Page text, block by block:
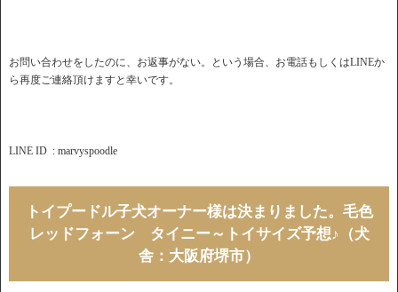
お問い合わせをしたのに、お返事がない。という場合、お電話もしくはLINEか
ら再度ご連絡頂けますと幸いです。
LINE ID : marvyspoodle
トイプードル子犬オーナー様は決まりました。毛色
レッドフォーン タイニー～トイサイズ予想♪（犬
舎：大阪府堺市）